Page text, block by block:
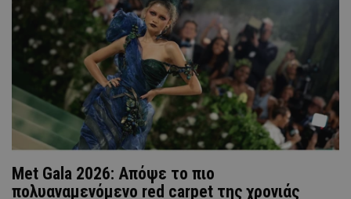
Met Gala 2026: Απόψε το πιο
πολυαναμενόμενο red carpet της χρονιάς